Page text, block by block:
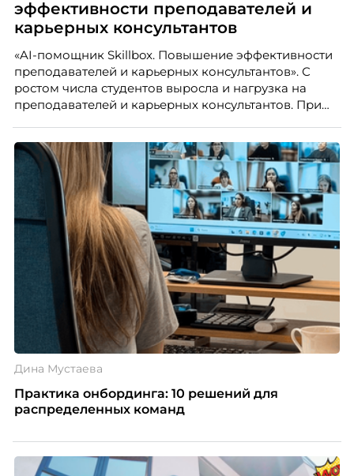
эффективности преподавателей и
карьерных консультантов
«AI-помощник Skillbox. Повышение эффективности
преподавателей и карьерных консультантов». С
ростом числа студентов выросла и нагрузка на
преподавателей и карьерных консультантов. При
повысить эффективность сотрудников, ускорить
процессы, сохранить качество поддержки и
масштабироваться без роста команды. Так и
появился AI-помощник, встроенный в платформу
Skillbox.
Дина Мустаева
Практика онбординга: 10 решений для
распределенных команд